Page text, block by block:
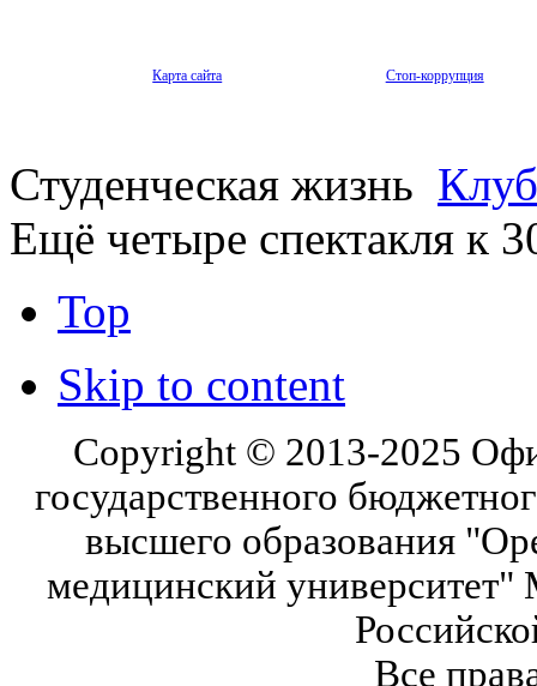
Карта сайта Стоп-коррупция
Студенческая жизнь
Ещё четыре спектакля к
Top
Skip to content
Copyright © 2013-2025
государственного
высшего образования
медицинский университет"
Все